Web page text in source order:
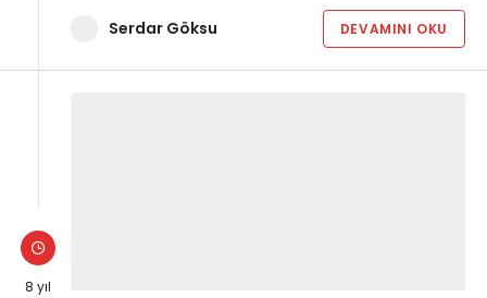
Serdar Göksu DEVAMINI OKU
8 yıl